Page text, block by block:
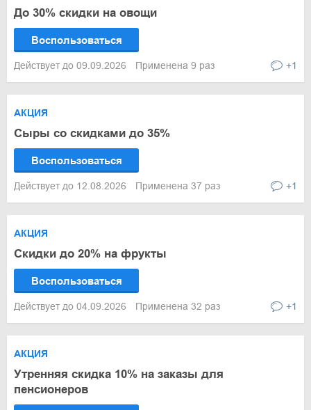
До 30% скидки на овощи
Воспользоваться
Действует до 09.09.2026 Применена 9 раз +1
АКЦИЯ
Сыры со скидками до 35%
Воспользоваться
Действует до 12.08.2026 Применена 37 раз +1
АКЦИЯ
Скидки до 20% на фрукты
Воспользоваться
Действует до 04.09.2026 Применена 32 раз +1
АКЦИЯ
Утренняя скидка 10% на заказы для
пенсионеров